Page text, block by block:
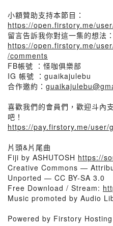
小額贊助支持本節目：
https://open.firstory.me/
留言告訴我你對這一集的想法：
https://open.firstory.me/
/comments
FB帳號 ：怪咖俱樂部
IG 帳號 ：guaikajulebu
合作邀約：
喜歡我們的會員們，歡迎斗內
吧！
https://pay.firstory.me/user/
片頭&片尾曲
Fiji by ASHUTOSH https://
Creative Commons —
Unported — CC BY-SA 3.0
Free Download / Stream:
Music promoted by Audio
Powered by Firstory Hosting